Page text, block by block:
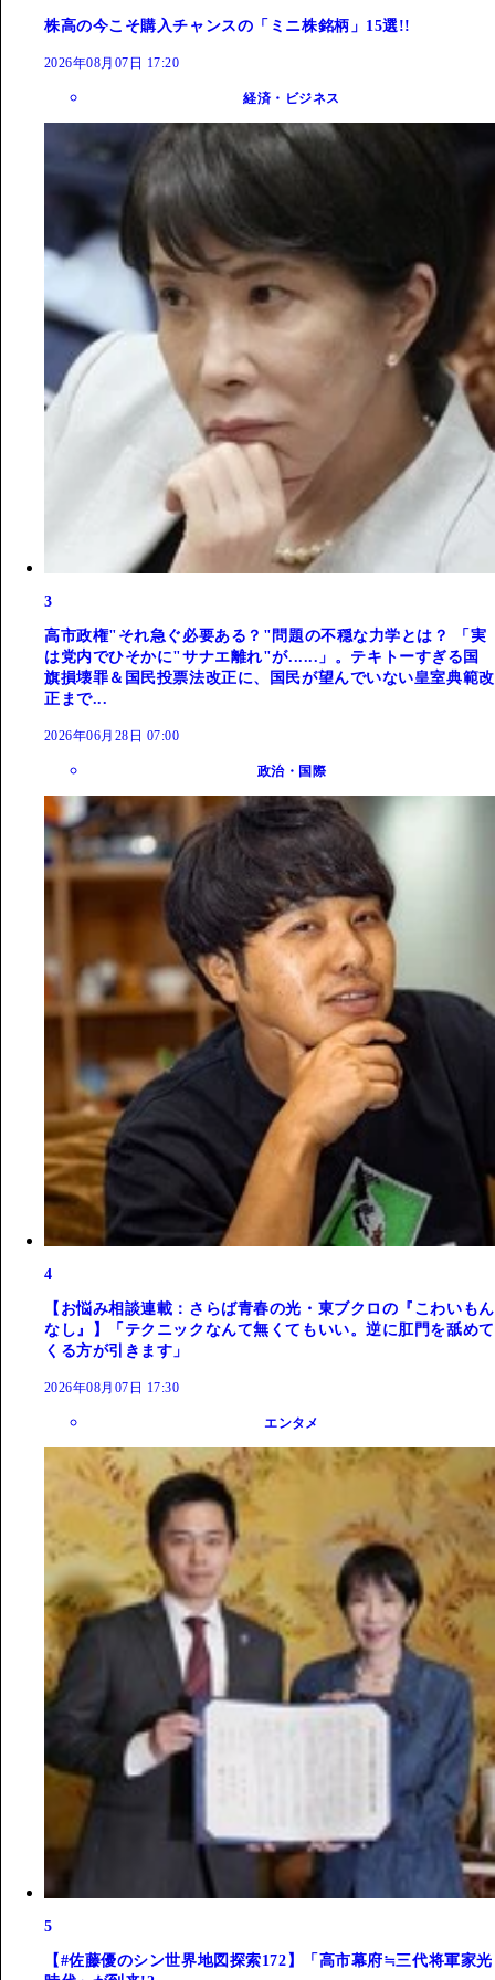
株高の今こそ購入チャンスの「ミニ株銘柄」15選!!
2026年08月07日 17:20
経済・ビジネス
3
高市政権"それ急ぐ必要ある？"問題の不穏な力学とは？ 「実
は党内でひそかに"サナエ離れ"が......」。テキトーすぎる国
旗損壊罪＆国民投票法改正に、国民が望んでいない皇室典範改
正まで...
2026年06月28日 07:00
政治・国際
4
【お悩み相談連載：さらば青春の光・東ブクロの『こわいもん
なし』】「テクニックなんて無くてもいい。逆に肛門を舐めて
くる方が引きます」
2026年08月07日 17:30
エンタメ
5
【#佐藤優のシン世界地図探索172】「高市幕府≒三代将軍家光